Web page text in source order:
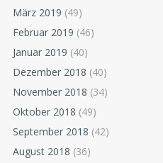
März 2019 (49)
Februar 2019 (46)
Januar 2019 (40)
Dezember 2018 (40)
November 2018 (34)
Oktober 2018 (49)
September 2018 (42)
August 2018 (36)